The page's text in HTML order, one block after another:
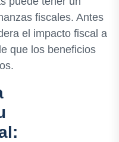
fiscales. Antes
el impacto fiscal a
que los beneficios